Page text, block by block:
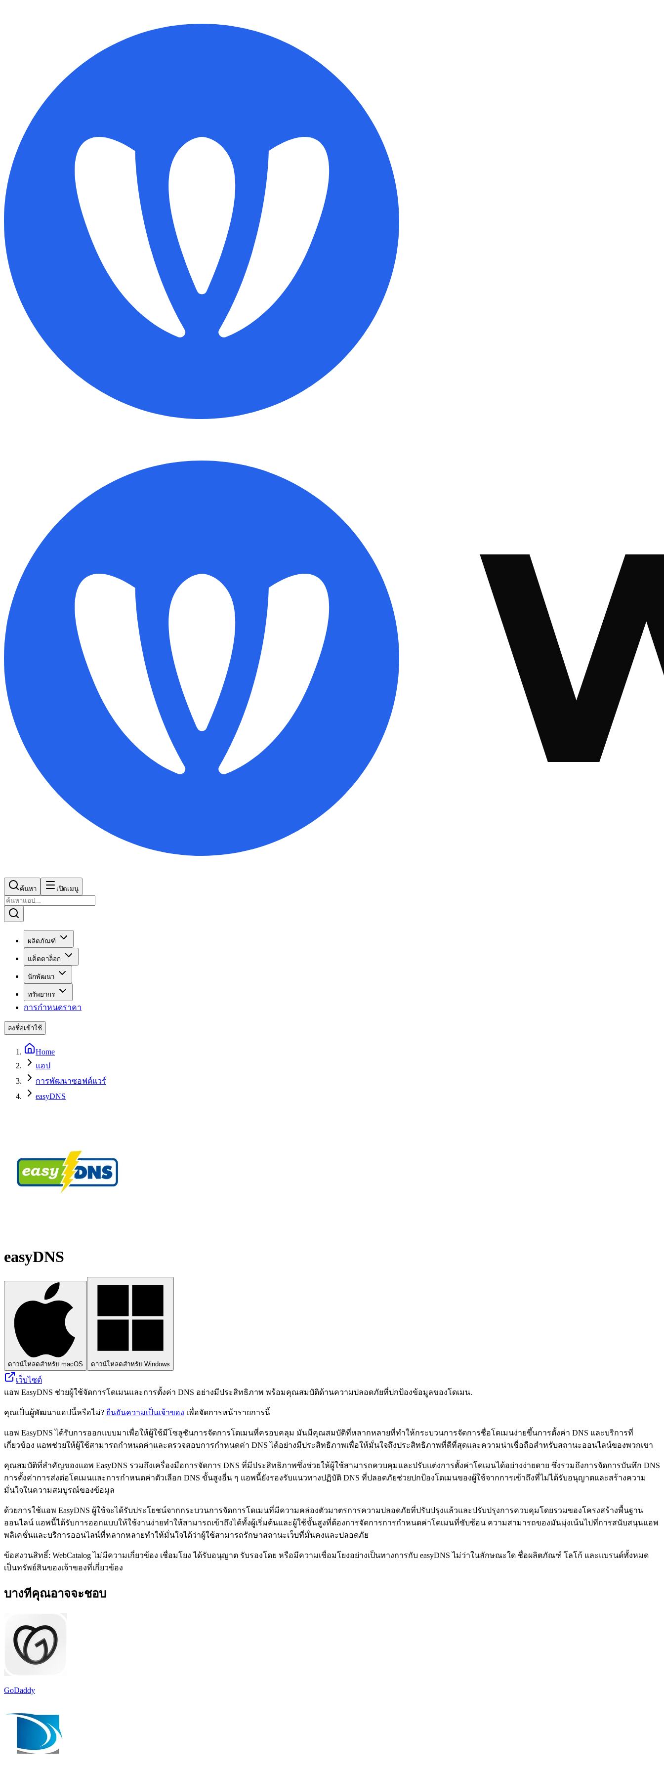
ค้นหา เปิดเมนู
ผลิตภัณฑ์
แค็ตตาล็อก
นักพัฒนา
ทรัพยากร
การกำหนดราคา
ลงชื่อเข้าใช้
Home
แอป
การพัฒนาซอฟต์แวร์
easyDNS
easyDNS
ดาวน์โหลดสำหรับ macOS ดาวน์โหลดสำหรับ Windows
เว็บไซต์
แอพ EasyDNS ช่วยผู้ใช้จัดการโดเมนและการตั้งค่า DNS อย่างมีประสิทธิภาพ พร้อมคุณสมบัติด้านความปลอดภัยที่ปกป้องข้อมูลของโดเมน.
คุณเป็นผู้พัฒนาแอปนี้หรือไม่? ยืนยันความเป็นเจ้าของ เพื่อจัดการหน้ารายการนี้
แอพ EasyDNS ได้รับการออกแบบมาเพื่อให้ผู้ใช้มีโซลูชันการจัดการโดเมนที่ครอบคลุม มันมีคุณสมบัติที่หลากหลายที่ทำให้กระบวนการจัดการชื่อโดเมนง่ายขึ้นการตั้งค่า DNS และบริการที่
เกี่ยวข้อง แอพช่วยให้ผู้ใช้สามารถกำหนดค่าและตรวจสอบการกำหนดค่า DNS ได้อย่างมีประสิทธิภาพเพื่อให้มั่นใจถึงประสิทธิภาพที่ดีที่สุดและความน่าเชื่อถือสำหรับสถานะออนไลน์ของพวกเขา
คุณสมบัติที่สำคัญของแอพ EasyDNS รวมถึงเครื่องมือการจัดการ DNS ที่มีประสิทธิภาพซึ่งช่วยให้ผู้ใช้สามารถควบคุมและปรับแต่งการตั้งค่าโดเมนได้อย่างง่ายดาย ซึ่งรวมถึงการจัดการบันทึก DNS
การตั้งค่าการส่งต่อโดเมนและการกำหนดค่าตัวเลือก DNS ขั้นสูงอื่น ๆ แอพนี้ยังรองรับแนวทางปฏิบัติ DNS ที่ปลอดภัยช่วยปกป้องโดเมนของผู้ใช้จากการเข้าถึงที่ไม่ได้รับอนุญาตและสร้างความ
มั่นใจในความสมบูรณ์ของข้อมูล
ด้วยการใช้แอพ EasyDNS ผู้ใช้จะได้รับประโยชน์จากกระบวนการจัดการโดเมนที่มีความคล่องตัวมาตรการความปลอดภัยที่ปรับปรุงแล้วและปรับปรุงการควบคุมโดยรวมของโครงสร้างพื้นฐาน
ออนไลน์ แอพนี้ได้รับการออกแบบให้ใช้งานง่ายทำให้สามารถเข้าถึงได้ทั้งผู้เริ่มต้นและผู้ใช้ขั้นสูงที่ต้องการจัดการการกำหนดค่าโดเมนที่ซับซ้อน ความสามารถของมันมุ่งเน้นไปที่การสนับสนุนแอพ
พลิเคชั่นและบริการออนไลน์ที่หลากหลายทำให้มั่นใจได้ว่าผู้ใช้สามารถรักษาสถานะเว็บที่มั่นคงและปลอดภัย
ข้อสงวนสิทธิ์: WebCatalog ไม่มีความเกี่ยวข้อง เชื่อมโยง ได้รับอนุญาต รับรองโดย หรือมีความเชื่อมโยงอย่างเป็นทางการกับ easyDNS ไม่ว่าในลักษณะใด ชื่อผลิตภัณฑ์ โลโก้ และแบรนด์ทั้งหมด
เป็นทรัพย์สินของเจ้าของที่เกี่ยวข้อง
บางทีคุณอาจจะชอบ
GoDaddy